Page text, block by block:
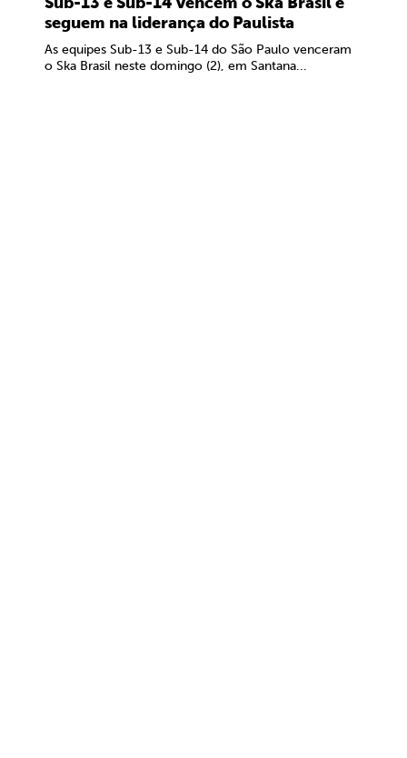
seguem na liderança do Paulista
As equipes Sub-13 e Sub-14 do São Paulo venceram
o Ska Brasil neste domingo (2), em Santana...